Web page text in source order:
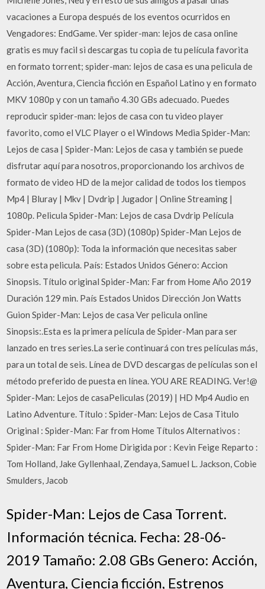
vacaciones a Europa después de los eventos ocurridos en
Vengadores: EndGame. Ver spider-man: lejos de casa online
gratis es muy facil si descargas tu copia de tu película favorita
en formato torrent; spider-man: lejos de casa es una pelicula de
Acción, Aventura, Ciencia ficción en Español Latino y en formato
MKV 1080p y con un tamaño 4.30 GBs adecuado. Puedes
reproducir spider-man: lejos de casa con tu video player
favorito, como el VLC Player o el Windows Media Spider-Man:
Lejos de casa | Spider-Man: Lejos de casa y también se puede
disfrutar aquí para nosotros, proporcionando los archivos de
formato de video HD de la mejor calidad de todos los tiempos
Mp4 | Bluray | Mkv | Dvdrip | Jugador | Online Streaming |
1080p. Pelicula Spider-Man: Lejos de casa Dvdrip Película
Spider-Man Lejos de casa (3D) (1080p) Spider-Man Lejos de
casa (3D) (1080p): Toda la información que necesitas saber
sobre esta pelicula. País: Estados Unidos Género: Accion
Sinopsis. Título original Spider-Man: Far from Home Año 2019
Duración 129 min. País Estados Unidos Dirección Jon Watts
Guion Spider-Man: Lejos de casa Ver pelicula online
Sinopsis:.Esta es la primera película de Spider-Man para ser
lanzado en tres series.La serie continuará con tres películas más,
para un total de seis. Línea de DVD descargas de películas son el
método preferido de puesta en línea. YOU ARE READING. Ver!@
Spider-Man: Lejos de casaPeliculas (2019) | HD Mp4 Audio en
Latino Adventure. Título : Spider-Man: Lejos de Casa Titulo
Original : Spider-Man: Far from Home Títulos Alternativos :
Spider-Man: Far From Home Dirigida por : Kevin Feige Reparto :
Tom Holland, Jake Gyllenhaal, Zendaya, Samuel L. Jackson, Cobie
Smulders, Jacob
Spider-Man: Lejos de Casa Torrent.
Información técnica. Fecha: 28-06-
2019 Tamaño: 2.08 GBs Genero: Acción,
Aventura, Ciencia ficción, Estrenos